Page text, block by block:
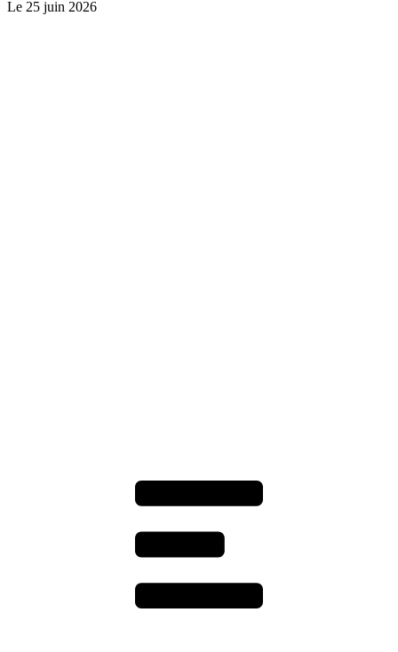
Le 25 juin 2026